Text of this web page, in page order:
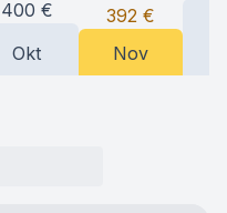
400 €
Okt
392 €
Nov